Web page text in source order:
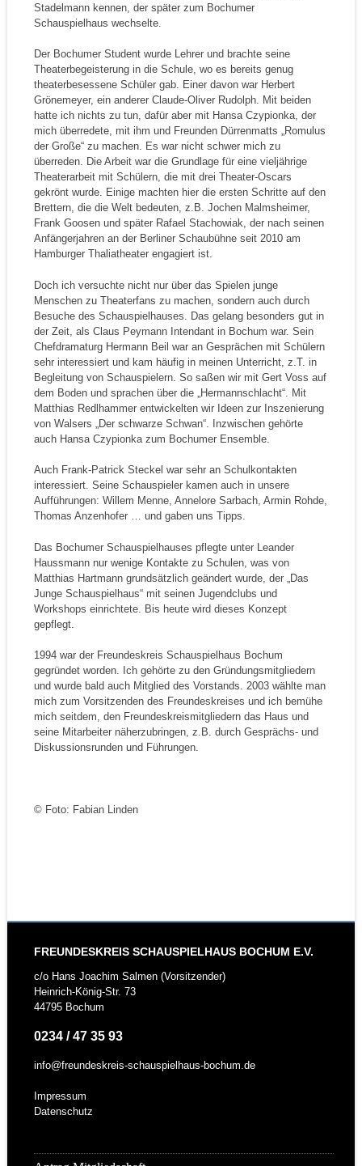
Stadelmann kennen, der später zum Bochumer
Schauspielhaus wechselte.
Der Bochumer Student wurde Lehrer und brachte seine
Theaterbegeisterung in die Schule, wo es bereits genug
theaterbesessene Schüler gab. Einer davon war Herbert
Grönemeyer, ein anderer Claude-Oliver Rudolph. Mit beiden
hatte ich nichts zu tun, dafür aber mit Hansa Czypionka, der
mich überredete, mit ihm und Freunden Dürrenmatts „Romulus
der Große“ zu machen. Es war nicht schwer mich zu
überreden. Die Arbeit war die Grundlage für eine vieljährige
Theaterarbeit mit Schülern, die mit drei Theater-Oscars
gekrönt wurde. Einige machten hier die ersten Schritte auf den
Brettern, die die Welt bedeuten, z.B. Jochen Malmsheimer,
Frank Goosen und später Rafael Stachowiak, der nach seinen
Anfängerjahren an der Berliner Schaubühne seit 2010 am
Hamburger Thaliatheater engagiert ist.
Doch ich versuchte nicht nur über das Spielen junge
Menschen zu Theaterfans zu machen, sondern auch durch
Besuche des Schauspielhauses. Das gelang besonders gut in
der Zeit, als Claus Peymann Intendant in Bochum war. Sein
Chefdramaturg Hermann Beil war an Gesprächen mit Schülern
sehr interessiert und kam häufig in meinen Unterricht, z.T. in
Begleitung von Schauspielern. So saßen wir mit Gert Voss auf
dem Boden und sprachen über die „Hermannschlacht“. Mit
Matthias Redlhammer entwickelten wir Ideen zur Inszenierung
von Walsers „Der schwarze Schwan“. Inzwischen gehörte
auch Hansa Czypionka zum Bochumer Ensemble.
Auch Frank-Patrick Steckel war sehr an Schulkontakten
interessiert. Seine Schauspieler kamen auch in unsere
Aufführungen: Willem Menne, Annelore Sarbach, Armin Rohde,
Thomas Anzenhofer … und gaben uns Tipps.
Das Bochumer Schauspielhauses pflegte unter Leander
Haussmann nur wenige Kontakte zu Schulen, was von
Matthias Hartmann grundsätzlich geändert wurde, der „Das
Junge Schauspielhaus“ mit seinen Jugendclubs und
Workshops einrichtete. Bis heute wird dieses Konzept
gepflegt.
1994 war der Freundeskreis Schauspielhaus Bochum
gegründet worden. Ich gehörte zu den Gründungsmitgliedern
und wurde bald auch Mitglied des Vorstands. 2003 wählte man
mich zum Vorsitzenden des Freundeskreises und ich bemühe
mich seitdem, den Freundeskreismitgliedern das Haus und
seine Mitarbeiter näherzubringen, z.B. durch Gesprächs- und
Diskussionsrunden und Führungen.
© Foto: Fabian Linden
FREUNDESKREIS SCHAUSPIELHAUS BOCHUM E.V.
c/o Hans Joachim Salmen (Vorsitzender)
Heinrich-König-Str. 73
44795 Bochum
0234 / 47 35 93
info@freundeskreis-schauspielhaus-bochum.de
Impressum
Datenschutz